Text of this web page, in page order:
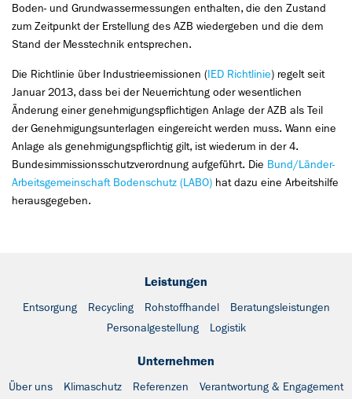
Boden- und Grundwassermessungen enthalten, die den Zustand
zum Zeitpunkt der Erstellung des AZB wiedergeben und die dem
Stand der Messtechnik entsprechen.
Die Richtlinie über Industrieemissionen (IED Richtlinie) regelt seit
Januar 2013, dass bei der Neuerrichtung oder wesentlichen
Änderung einer genehmigungspflichtigen Anlage der AZB als Teil
der Genehmigungsunterlagen eingereicht werden muss. Wann eine
Anlage als genehmigungspflichtig gilt, ist wiederum in der 4.
Bundesimmissionsschutzverordnung aufgeführt. Die Bund/Länder-
Arbeitsgemeinschaft Bodenschutz (LABO) hat dazu eine Arbeitshilfe
herausgegeben.
Leistungen
Entsorgung Recycling Rohstoffhandel
Beratungsleistungen
Personalgestellung
Logistik
Unternehmen
Über uns Klimaschutz Referenzen
Verantwortung & Engagement